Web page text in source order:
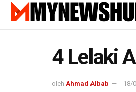
4 Lelaki
oleh Ahmad Albab 18/